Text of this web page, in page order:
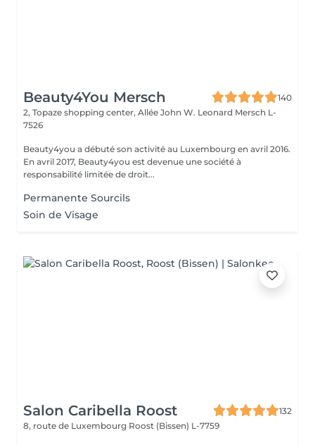
Beauty4You Mersch
140
2, Topaze shopping center, Allée John W. Leonard Mersch L-
7526
Beauty4you a débuté son activité au Luxembourg en avril 2016.
En avril 2017, Beauty4you est devenue une société à
responsabilité limitée de droit...
Permanente Sourcils
Soin de Visage
Salon Caribella Roost
132
8, route de Luxembourg Roost (Bissen) L-7759